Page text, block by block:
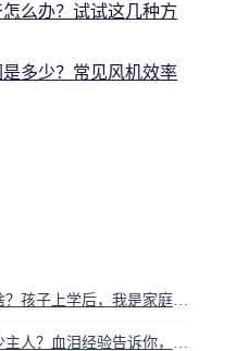
么办？试试这几种方
多少？常见风机效率
住家教师白天在忙啥？孩子上学后，我是家庭运营官